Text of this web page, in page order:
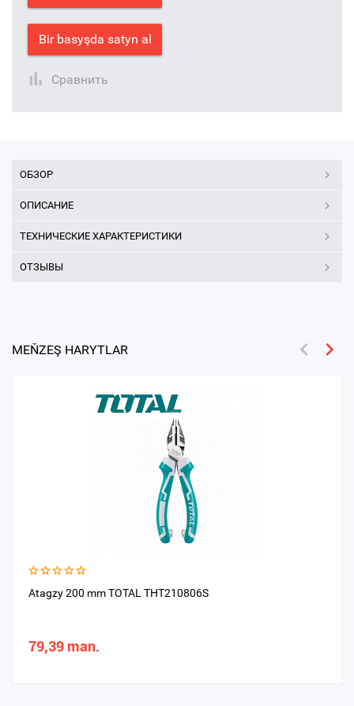
Bir basyşda satyn al
Сравнить
ОБЗОР
ОПИСАНИЕ
ТЕХНИЧЕСКИЕ ХАРАКТЕРИСТИКИ
ОТЗЫВЫ
MEŇZEŞ HARYTLAR
Atagzy 200 mm TOTAL THT210806S
79,39 man.